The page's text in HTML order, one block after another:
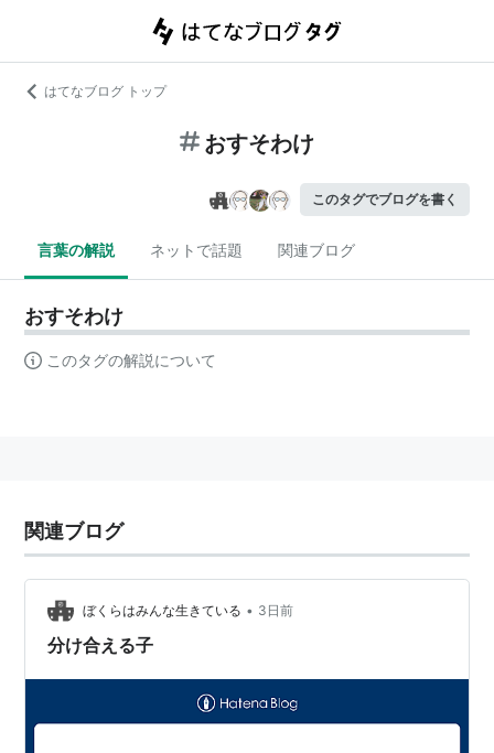
はてなブログ トップ
おすそわけ
このタグでブログを書く
言葉の解説 ネットで話題 関連ブログ
おすそわけ
このタグの解説について
関連ブログ
ぼくらはみんな生きている • 3日前
分け合える子